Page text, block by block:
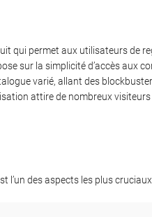
qui permet aux utilisateurs de
sur la simplicité d’accès aux
varié, allant des
attire de nombreux
l’un des aspects les plus